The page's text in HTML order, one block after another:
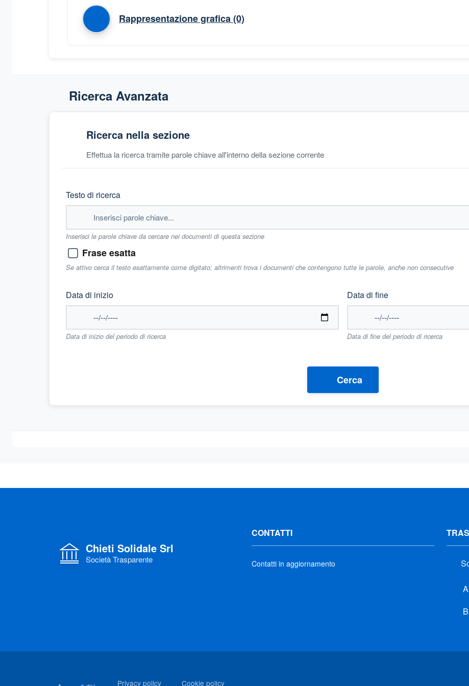
Rappresentazione grafica(0)
Ricerca Avanzata
Ricerca nella sezione
Effettua la ricerca tramite parole chiave all'interno della sezione corrente
Testo di ricerca
Inserisci le parole chiave da cercare nei documenti di questa sezione
Frase esatta
Se attivo cerca il testo esattamente come digitato; altrimenti trova i documenti che contengono tutte le parole, anche non consecutive
Data di inizio
Data di inizio del periodo di ricerca
Data di fine
Data di fine del periodo di ricerca
Cerca
Chieti Solidale Srl
Società Trasparente
CONTATTI
Contatti in aggiornamento
Privacy policy Cookie policy